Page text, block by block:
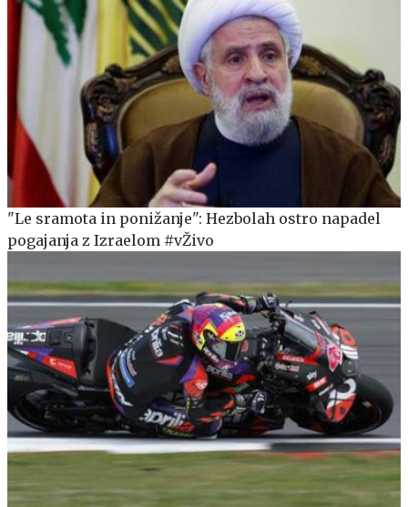
"Le sramota in ponižanje": Hezbolah ostro napadel
pogajanja z Izraelom #vŽivo